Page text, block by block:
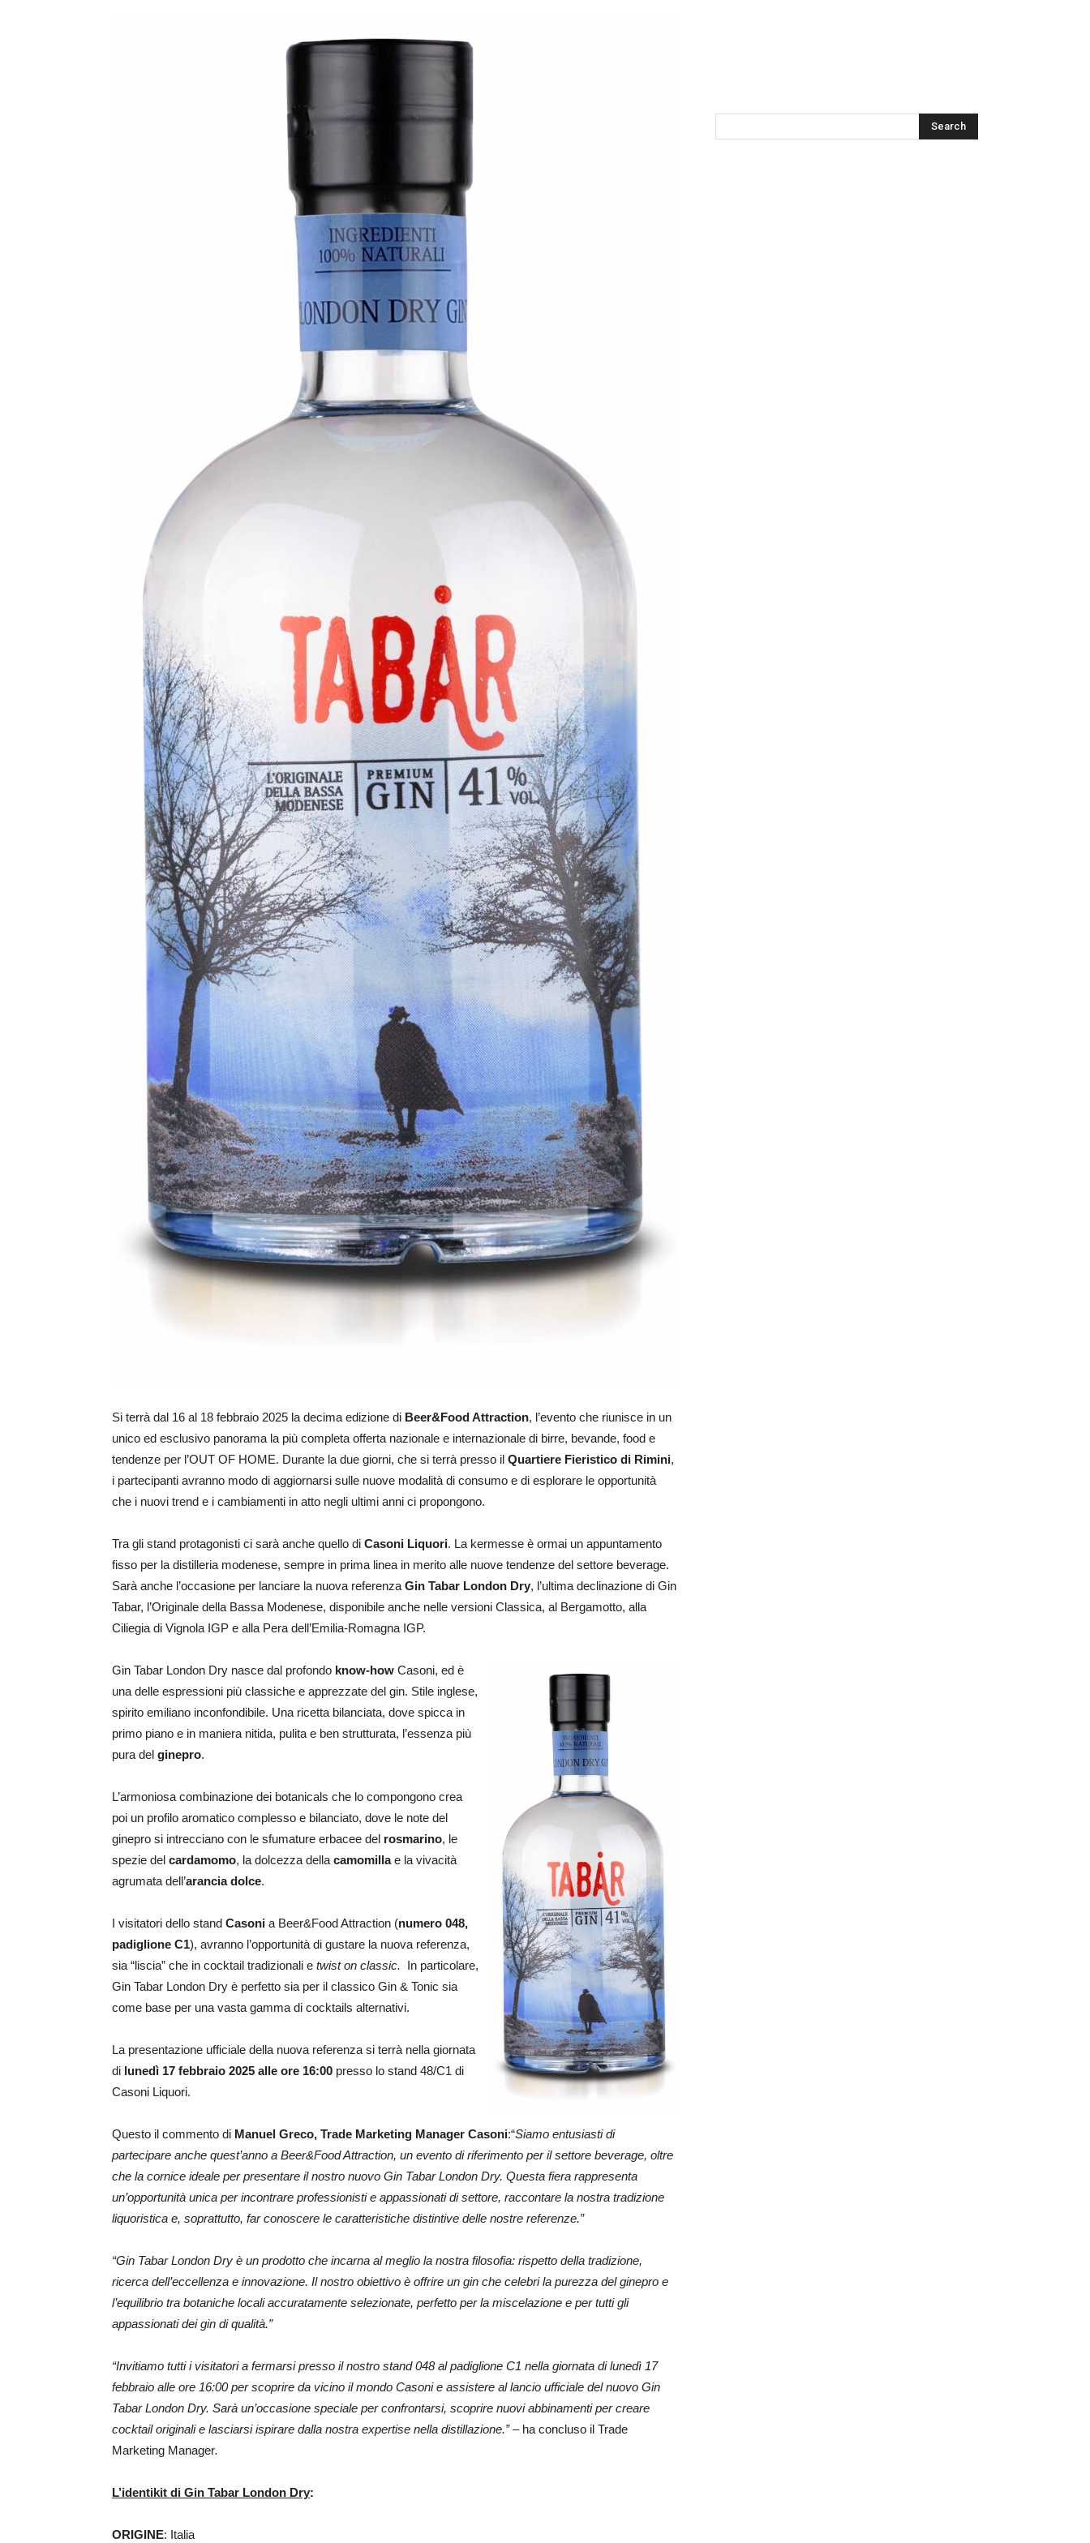
Si terrà dal 16 al 18 febbraio 2025 la decima edizione di Beer&Food Attraction, l’evento che riunisce in un
unico ed esclusivo panorama la più completa offerta nazionale e internazionale di birre, bevande, food e
tendenze per l’OUT OF HOME. Durante la due giorni, che si terrà presso il Quartiere Fieristico di Rimini,
i partecipanti avranno modo di aggiornarsi sulle nuove modalità di consumo e di esplorare le opportunità
che i nuovi trend e i cambiamenti in atto negli ultimi anni ci propongono.
Tra gli stand protagonisti ci sarà anche quello di Casoni Liquori. La kermesse è ormai un appuntamento
fisso per la distilleria modenese, sempre in prima linea in merito alle nuove tendenze del settore beverage.
Sarà anche l’occasione per lanciare la nuova referenza Gin Tabar London Dry, l’ultima declinazione di Gin
Tabar, l’Originale della Bassa Modenese, disponibile anche nelle versioni Classica, al Bergamotto, alla
Ciliegia di Vignola IGP e alla Pera dell’Emilia-Romagna IGP.
Gin Tabar London Dry nasce dal profondo know-how Casoni, ed è
una delle espressioni più classiche e apprezzate del gin. Stile inglese,
spirito emiliano inconfondibile. Una ricetta bilanciata, dove spicca in
primo piano e in maniera nitida, pulita e ben strutturata, l’essenza più
pura del ginepro.
L’armoniosa combinazione dei botanicals che lo compongono crea
poi un profilo aromatico complesso e bilanciato, dove le note del
ginepro si intrecciano con le sfumature erbacee del rosmarino, le
spezie del cardamomo, la dolcezza della camomillae la vivacità
agrumata dell’arancia dolce.
I visitatori dello stand Casoni a Beer&Food Attraction (numero 048,
padiglione C1), avranno l’opportunità di gustare la nuova referenza,
sia “liscia” che in cocktail tradizionali e twist on classic. In particolare,
Gin Tabar London Dry è perfetto sia per il classico Gin & Tonic sia
come base per una vasta gamma di cocktails alternativi.
La presentazione ufficiale della nuova referenza si terrà nella giornata
di lunedì 17 febbraio 2025 alle ore 16:00 presso lo stand 48/C1 di
Casoni Liquori.
Questo il commento di Manuel Greco, Trade Marketing Manager Casoni:“Siamo entusiasti di
partecipare anche quest’anno a Beer&Food Attraction, un evento di riferimento per il settore beverage, oltre
che la cornice ideale per presentare il nostro nuovo Gin Tabar London Dry. Questa fiera rappresenta
un’opportunità unica per incontrare professionisti e appassionati di settore, raccontare la nostra tradizione
liquoristica e, soprattutto, far conoscere le caratteristiche distintive delle nostre referenze.”
“Gin Tabar London Dry è un prodotto che incarna al meglio la nostra filosofia: rispetto della tradizione,
ricerca dell’eccellenza e innovazione. Il nostro obiettivo è offrire un gin che celebri la purezza del ginepro e
l’equilibrio tra botaniche locali accuratamente selezionate, perfetto per la miscelazione e per tutti gli
appassionati dei gin di qualità.”
“Invitiamo tutti i visitatori a fermarsi presso il nostro stand 048 al padiglione C1 nella giornata di lunedì 17
febbraio alle ore 16:00 per scoprire da vicino il mondo Casoni e assistere al lancio ufficiale del nuovo Gin
Tabar London Dry. Sarà un’occasione speciale per confrontarsi, scoprire nuovi abbinamenti per creare
cocktail originali e lasciarsi ispirare dalla nostra expertise nella distillazione.” – ha concluso il Trade
Marketing Manager.
L’identikit di Gin Tabar London Dry:
ORIGINE: Italia